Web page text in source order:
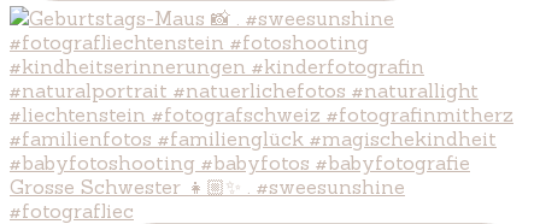
Grosse Schwester 👧🏼✨ . #sweesunshine
#fotografliec